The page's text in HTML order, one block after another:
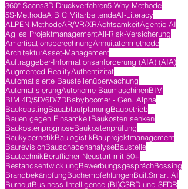
360°-Scans3D-Druckverfahren5-Why-Methode
5S-MethodeA B C MitarbeitendeAI-Literacy
ALPEN-MethodeAR/VR/XRAchtsamkeitAgentic AI
Agiles ProjektmanagementAll-Risk-Versicherung
AmortisationsberechnungAnnuitätenmethode
ArchitekturAsset-Management
Auftraggeber-Informationsanforderung (AIA) (AIA)
Augmented RealityAuthentizität
Automatisierte Baustellenüberwachung
AutomatisierungAutonome BaumaschinenBIM
BIM 4D/5D/6D/7DBabyboomer - Gen. Alpha
BackcastingBauablaufplanungBaubetrieb
Bauen gegen EinsamkeitBaukosten senken
BaukostenprognoseBaukostenprüfung
BaukybernetikBaulogistikBauprojektmanagement
BaurevisionBauschadenanalyseBaustelle
BautechnikBeruflicher Neustart mit 50+
BestandsentwicklungBewerbungsgesprächBossing
BrandbekänpfungBuchempfehlungenBuiltSmart AI
BurnoutBusiness Intelligence (BI)CSRD und SFDR